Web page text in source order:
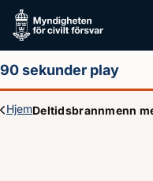
Hoppa till huvudinnehållet
90 sekunder play
HjemDeltidsbrannmenn